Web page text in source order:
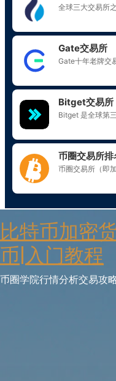
to
content
比特币加密
币|入门教程
币圈学院行情分析交易攻